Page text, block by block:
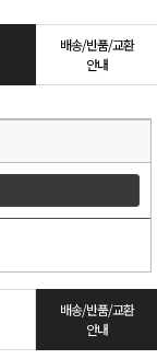
배송/반품/교환
안내
배송/반품/교환
안내